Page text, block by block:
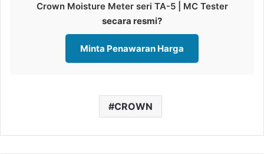
Crown Moisture Meter seri TA-5 | MC Tester
secara resmi?
Minta Penawaran Harga
CROWN